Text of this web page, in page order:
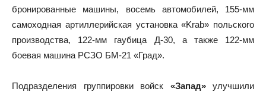
бронированные машины, восемь автомобилей, 155-мм
самоходная артиллерийская установка «Krab» польского
производства, 122-мм гаубица Д-30, а также 122-мм
боевая машина РСЗО БМ-21 «Град».
Подразделения группировки войск «Запад»улучшили